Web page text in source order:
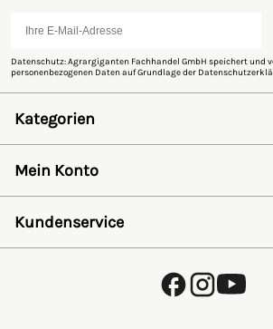
Datenschutz: Agrargiganten Fachhandel GmbH speichert und
personenbezogenen Daten auf Grundlage der
Kategorien
Schermaschinen
Futter- & Tränkesysteme
Haus, Hof & Stall
SALE
Mein Konto
Registrieren
Wunschzettel
Passwort vergessen
Kundenservice
Kostenlose Fachberatung